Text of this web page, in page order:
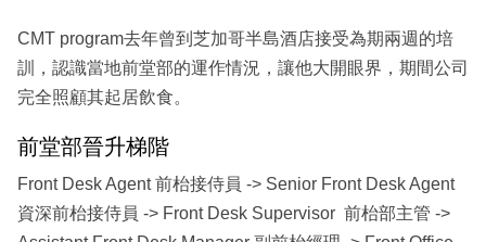
CMT program去年曾到芝加哥半島酒店接受為期兩週的培
訓，認識當地前堂部的運作情況，讓他大開眼界，期間公司
完全照顧其起居飲食。
前堂部晉升梯階
Front Desk Agent 前枱接侍員 -> Senior Front Desk Agent
資深前枱接侍員 -> Front Desk Supervisor 前枱部主管 ->